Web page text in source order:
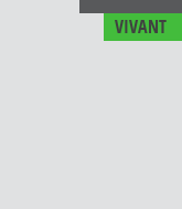
VIVANT